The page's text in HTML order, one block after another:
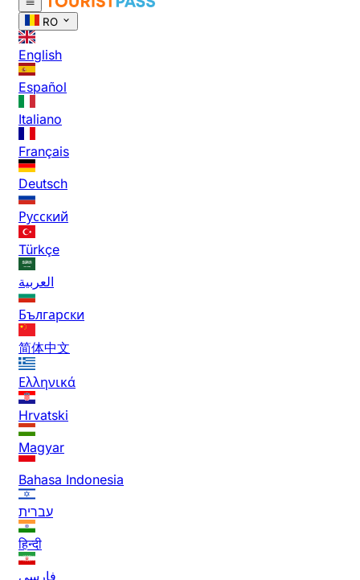
RO
English
Español
Italiano
Français
Deutsch
Русский
Türkçe
العربية
Български
简体中文
Ελληνικά
Hrvatski
Magyar
Bahasa Indonesia
עברית
हिन्दी
فارسی